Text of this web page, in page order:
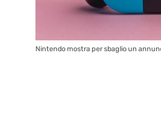
Nintendo mostra per sbaglio un